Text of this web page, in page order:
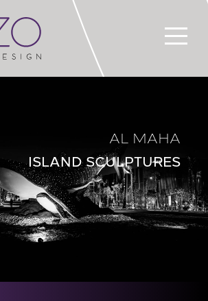
AL MAHA
ISLAND SCULPTURES